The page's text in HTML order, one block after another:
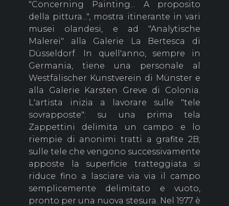
"Concerning Painting... A proposito
della pittura...", mostra itinerante in vari
musei olandesi, e ad "Analytische
Malerei" alla Galerie La Bertesca di
Düsseldorf. In quell'anno, sempre in
Germania, tiene una personale al
Westfälischer Kunstverein di Münster e
alla Galerie Karsten Greve di Colonia.
L'artista inizia a lavorare sulle "tele
sovrapposte": su una prima tela
Zappettini delimita un campo e lo
riempie di anonimi tratti a grafite 2B;
sulle tele che vengono successivamente
apposte la superficie tratteggiata si
riduce fino a lasciare via via il campo
semplicemente delimitato e vuoto,
pronto per una nuova stesura. Nel 1977 è